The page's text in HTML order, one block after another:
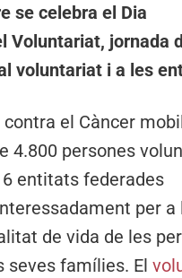
se celebra el Dia
Voluntariat, jornada
voluntariat i a les
contra el Càncer
4.800 persones
entitats federades
per a
de vida de les
seves famílies. El